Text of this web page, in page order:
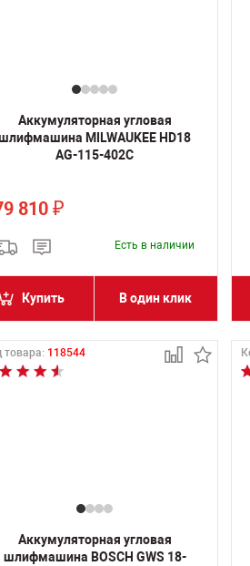
Аккумуляторная угловая
MILWAUKEE HD18
AG-115-402C
810 ₽
Есть в наличии
Купить В один клик
товара: 118544
Аккумуляторная угловая
шлифмашина BOSCH GWS 18-